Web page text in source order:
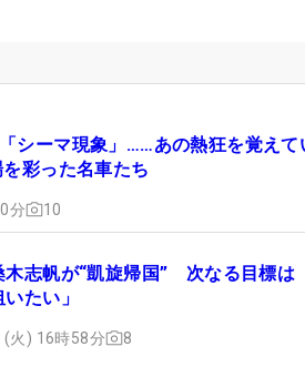
「シーマ現象」……あの熱狂を覚えて
彩った名車たち
分 10
木志帆が“凱旋帰国” 次なる目標は
たい」
火) 16時58分 8